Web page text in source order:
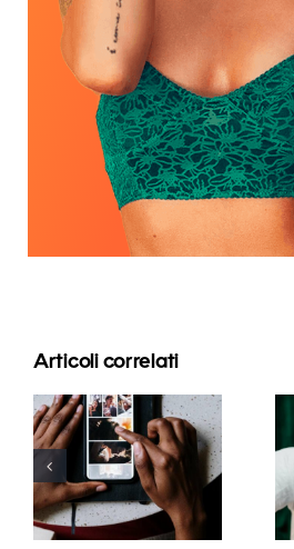
Articoli correlati
Le migliori
app per
animare
foto e
rendere
coinvolgenti